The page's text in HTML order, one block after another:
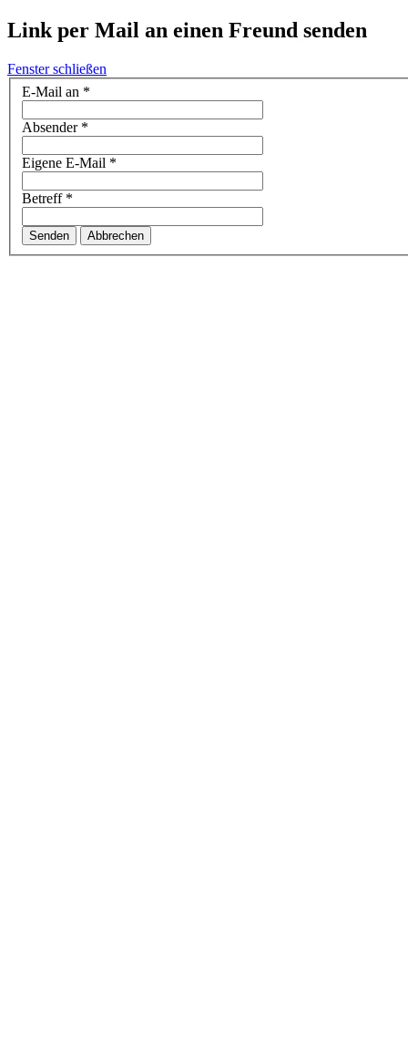
Link per Mail an einen Freund senden
Fenster schließen
E-Mail an *
Absender*
Eigene E-Mail *
Betreff*
Senden Abbrechen